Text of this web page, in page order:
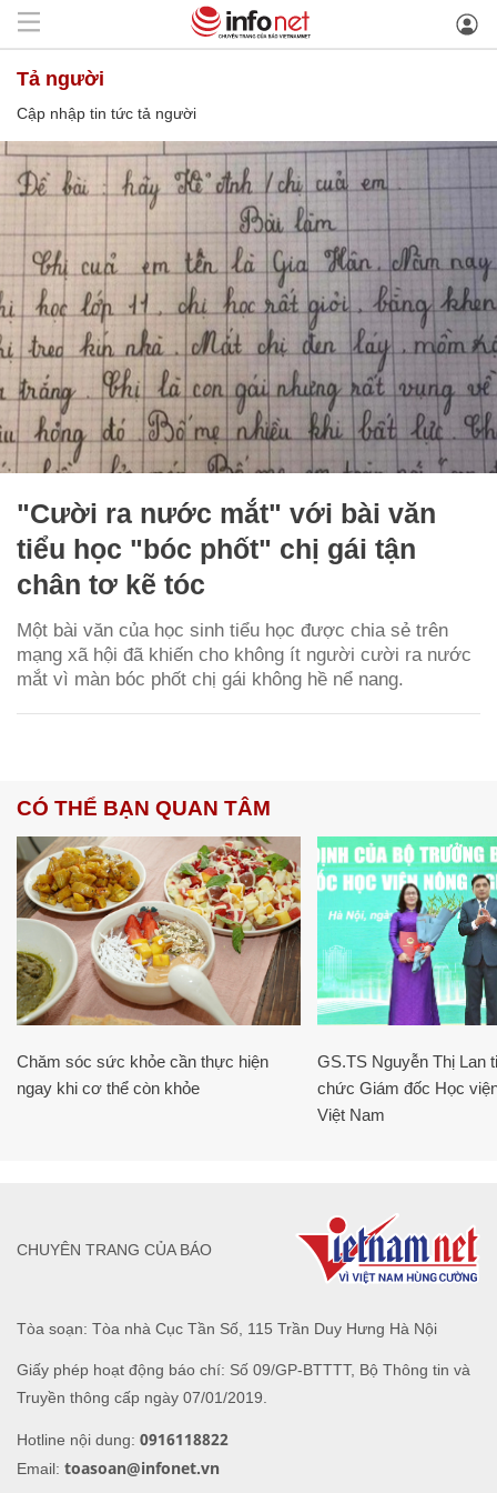
tả người
Cập nhập tin tức tả người
"Cười ra nước mắt" với bài văn
tiểu học "bóc phốt" chị gái tận
chân tơ kẽ tóc
Một bài văn của học sinh tiểu học được chia sẻ trên
mạng xã hội đã khiến cho không ít người cười ra nước
mắt vì màn bóc phốt chị gái không hề nể nang.
CÓ THỂ BẠN QUAN TÂM
Chăm sóc sức khỏe cần thực hiện
ngay khi cơ thể còn khỏe
GS.TS Nguyễn Thị Lan
chức Giám đốc Học
Việt Nam
Tòa soạn: Tòa nhà Cục Tần Số, 115 Trần Duy Hưng Hà Nội
Giấy phép hoạt động báo chí: Số 09/GP-BTTTT, Bộ Thông tin và
Truyền thông cấp ngày 07/01/2019.
Hotline nội dung: 0916118822
Email: toasoan@infonet.vn
CHUYÊN TRANG CỦA BÁO